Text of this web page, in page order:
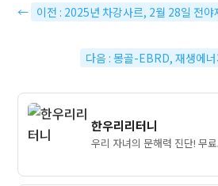
← 이전 : 2025년 차강사르, 2월 28일 전야
다음 : 몽골-EBRD, 재생에
한우리리터니
우리 자녀의 문해력 진단! 무